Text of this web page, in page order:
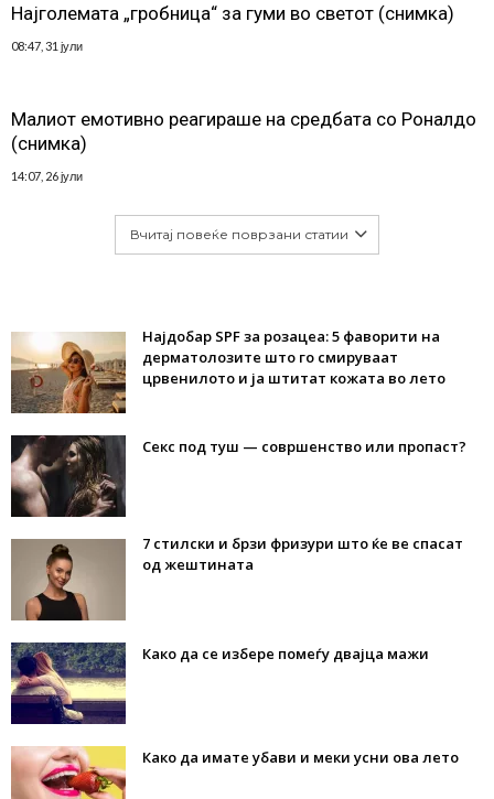
Најголемата „гробница“ за гуми во светот (снимка)
08:47, 31 јули
Малиот емотивно реагираше на средбата со Роналдо
(снимка)
14:07, 26 јули
Вчитај повеќе поврзани статии
Најдобар SPF за розацеа: 5 фаворити на
дерматолозите што го смируваат
црвенилото и ја штитат кожата во лето
Секс под туш — совршенство или пропаст?
7 стилски и брзи фризури што ќе ве спасат
од жештината
Како да се избере помеѓу двајца мажи
Како да имате убави и меки усни ова лето